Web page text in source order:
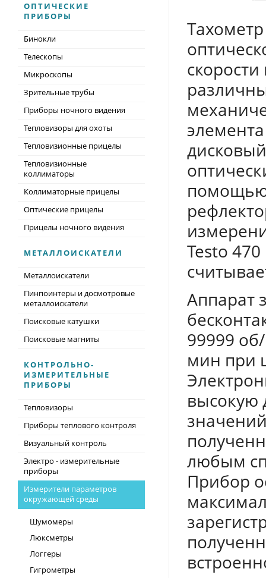
Testo
Аппарат
99999
мин при
высокую
любым
Прибор
ОПТИЧЕСКИЕ
ПРИБОРЫ
Бинокли
Телескопы
Микроскопы
Зрительные трубы
Приборы ночного видения
Тепловизоры для охоты
Тепловизионные прицелы
Тепловизионные
коллиматоры
Коллиматорные прицелы
Оптические прицелы
Прицелы ночного видения
МЕТАЛЛОИСКАТЕЛИ
Металлоискатели
Пинпоинтеры и досмотровые
металлоискатели
Поисковые катушки
Поисковые магниты
КОНТРОЛЬНО-
ИЗМЕРИТЕЛЬНЫЕ
ПРИБОРЫ
Тепловизоры
Приборы теплового контроля
Визуальный контроль
Электро - измерительные
приборы
Измерители параметров
окружающей среды
Шумомеры
Люксметры
Логгеры
Гигрометры